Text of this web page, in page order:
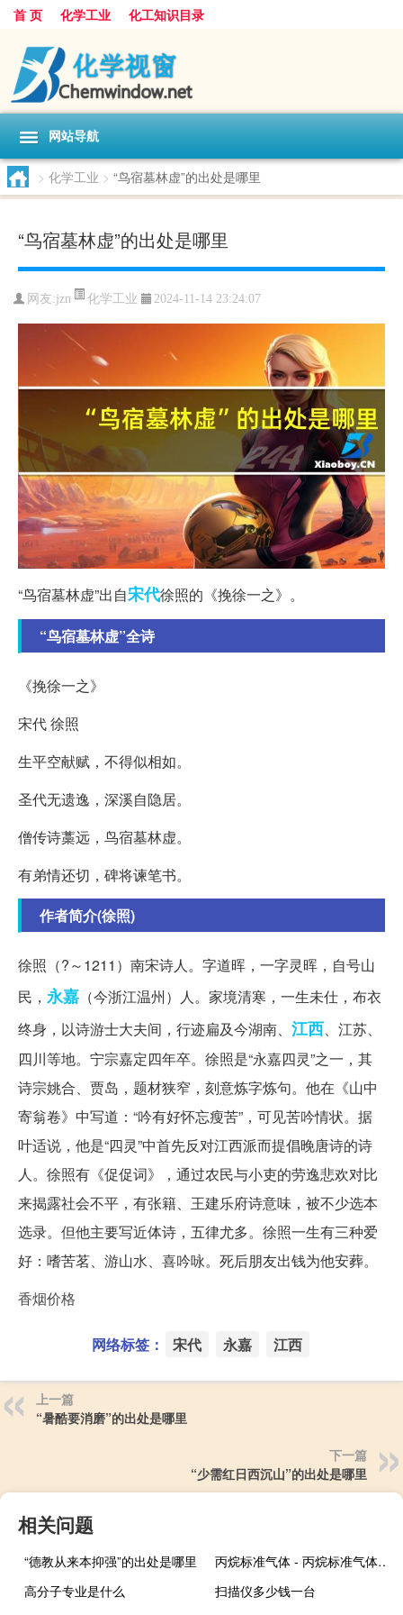
首 页 化学工业 化工知识目录
网站导航
> 化学工业 > “鸟宿墓林虚”的出处是哪里
“鸟宿墓林虚”的出处是哪里
网友:jzn 化学工业 2024-11-14 23:24:07
“鸟宿墓林虚”出自宋代徐照的《挽徐一之》。
“鸟宿墓林虚”全诗
《挽徐一之》
宋代 徐照
生平空献赋，不得似相如。
圣代无遗逸，深溪自隐居。
僧传诗藁远，鸟宿墓林虚。
有弟情还切，碑将谏笔书。
作者简介(徐照)
徐照（?～1211）南宋诗人。字道晖，一字灵晖，自号山
民， 永嘉 （今浙江温州）人。家境清寒，一生未仕，布衣
终身，以诗游士大夫间，行迹扁及今湖南、 江西、江苏、
四川等地。宁宗嘉定四年卒。徐照是“永嘉四灵”之一，其
诗宗姚合、贾岛，题材狭窄，刻意炼字炼句。他在《山中
寄翁卷》中写道：“吟有好怀忘瘦苦”，可见苦吟情状。据
叶适说，他是“四灵”中首先反对江西派而提倡晚唐诗的诗
人。徐照有《促促词》，通过农民与小吏的劳逸悲欢对比
来揭露社会不平，有张籍、王建乐府诗意味，被不少选本
选录。但他主要写近体诗，五律尤多。徐照一生有三种爱
好：嗜苦茗、游山水、喜吟咏。死后朋友出钱为他安葬。
香烟价格
网络标签： 宋代 永嘉 江西
上一篇
“暑酷要消磨”的出处是哪里
下一篇
“少需红日西沉山”的出处是哪里
相关问题
“德教从来本抑强”的出处是哪里
丙烷标准气体 - 丙烷标准气体量程
高分子专业是什么
扫描仪多少钱一台